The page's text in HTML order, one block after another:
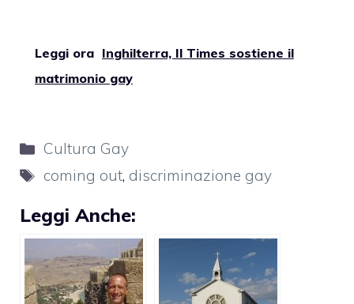
Leggi ora Inghilterra, Il Times sostiene il
matrimonio gay
Categorie
Cultura Gay
Tag
coming out, discriminazione gay
Leggi Anche: